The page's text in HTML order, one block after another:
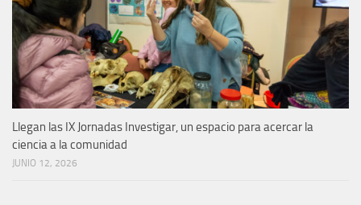
Llegan las IX Jornadas Investigar, un espacio para acercar la
ciencia a la comunidad
JUNIO 12, 2026